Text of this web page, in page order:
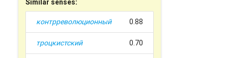
Similar senses:
контрреволюционный 0.88
троцкистский 0.70